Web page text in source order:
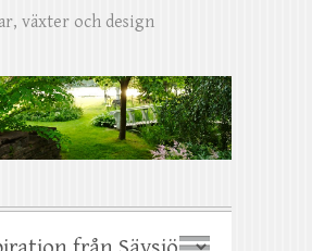
växter och design